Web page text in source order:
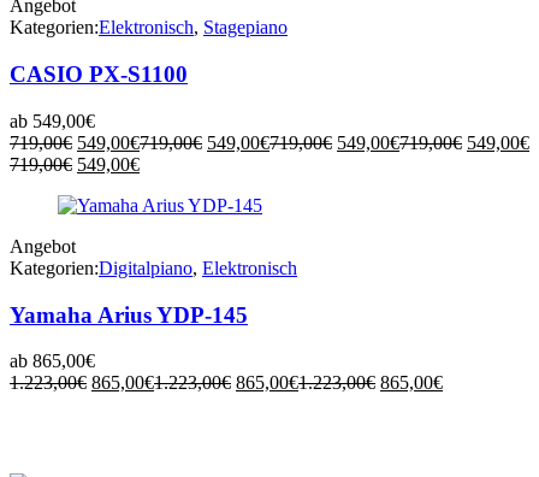
Angebot
Kategorien:Elektronisch, Stagepiano
CASIO PX-S1100
ab 549,00€
719,00€ Ursprünglicher
Preis
719,00€
549,00€Aktueller
Preis
549,00€.
719,00€ Ursprünglicher
719,00€
549,00€Aktueller
719,00€ Ursprünglicher
549,00€Aktueller
719,00€ 549,00€
Aktueller
719,00€ Ursprünglicher
war:
549,00€Aktueller
ist:
Angebot
Kategorien:Digitalpiano, Elektronisch
Yamaha Arius YDP-145
ab 865,00€
1.223,00€ Ursprünglicher
865,00€Aktueller
1.223,00€ Ursprünglicher
865,00€Aktueller
1.223,00€ Ursprünglicher
865,00€Aktueller